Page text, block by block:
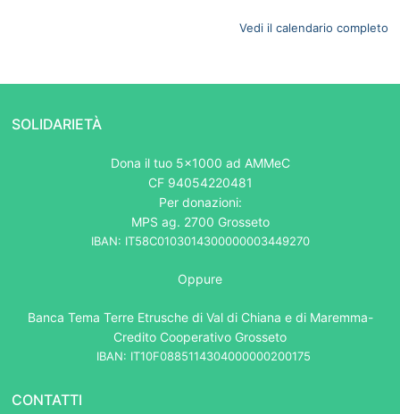
Vedi il calendario completo
SOLIDARIETÀ
Dona il tuo 5x1000 ad AMMeC
CF 94054220481
Per donazioni:
MPS ag. 2700 Grosseto
IBAN: IT58C0103014300000003449270
Oppure
Banca Tema Terre Etrusche di Val di Chiana e di Maremma-
Credito Cooperativo Grosseto
IBAN: IT10F0885114304000000200175
CONTATTI